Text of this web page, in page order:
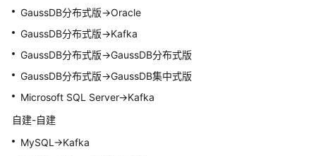
一
键
断
监
息
GaussDB分布式版->Oracle
GaussDB分布式版->Kafka
GaussDB分布式版->GaussDB分布式版
GaussDB分布式版->GaussDB集中式版
Microsoft SQL Server->Kafka
自建-自建
MySQL->Kafka